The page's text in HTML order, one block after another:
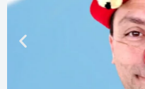
- תיאטרון למען הסביבה